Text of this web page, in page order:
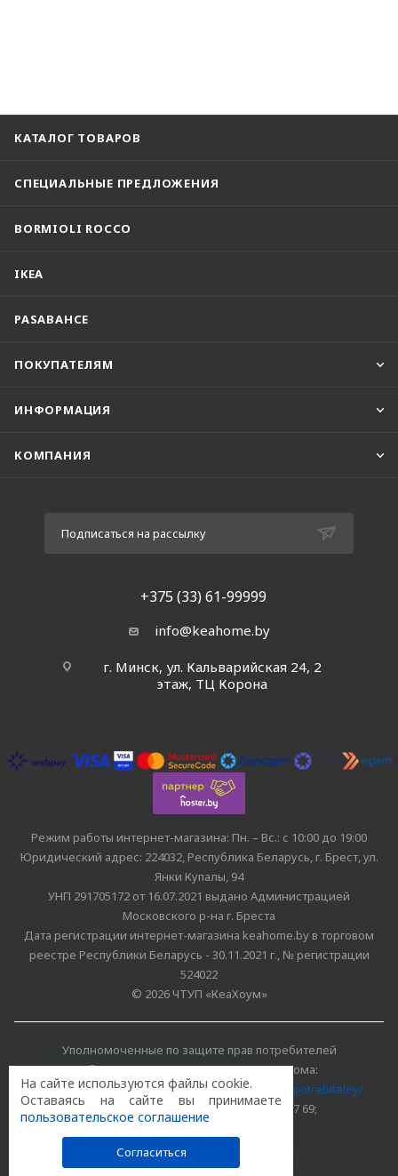
КАТАЛОГ ТОВАРОВ
СПЕЦИАЛЬНЫЕ ПРЕДЛОЖЕНИЯ
BORMIOLI ROCCO
IKEA
PASABAHCE
ПОКУПАТЕЛЯМ
ИНФОРМАЦИЯ
КОМПАНИЯ
Подписаться на рассылку
+375 (33) 61-99999
info@keahome.by
г. Минск, ул. Кальварийская 24, 2
этаж, ТЦ Корона
Режим работы интернет-магазина: Пн. – Вс.: с 10:00 до 19:00
Юридический адрес: 224032, Республика Беларусь, г. Брест, ул.
Янки Купалы, 94
УНП 291705172 от 16.07.2021 выдано Администрацией
Московского р-на г. Бреста
Дата регистрации интернет-магазина keahome.by в торговом
реестре Республики Беларусь - 30.11.2021 г., № регистрации
524022
© 2026 ЧТУП «КеаХоум»
Уполномоченные по защите прав потребителей
облисполкомов, Минского горисполкома:
https://www.mart.gov.by/activity/zashchita-prav-potrebiteley/
БРЕСТСКАЯ ОБЛАСТЬ тел. (80162) 26 97 69;
На сайте используются файлы cookie.
Оставаясь на сайте вы принимаете
пользовательское соглашение
Согласиться